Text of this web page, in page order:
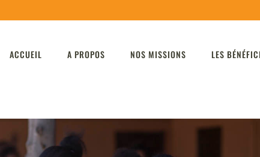
ACCUEIL A PROPOS NOS MISSIONS LES